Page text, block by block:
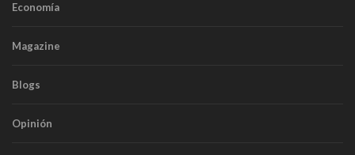
Economía
Magazine
Blogs
Opinión